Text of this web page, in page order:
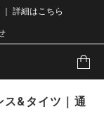
詳細はこちら
ス&タイツ｜通